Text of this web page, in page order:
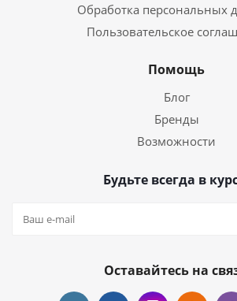
Обработка персональных
Пользовательское
Помощь
Блог
Бренды
Возможности
Будьте всегда в
Оставайтесь на